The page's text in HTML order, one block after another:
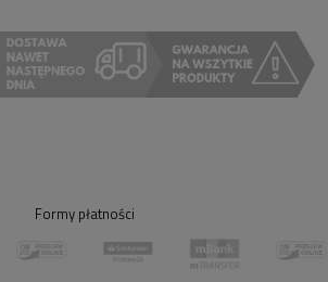
Formy płatności